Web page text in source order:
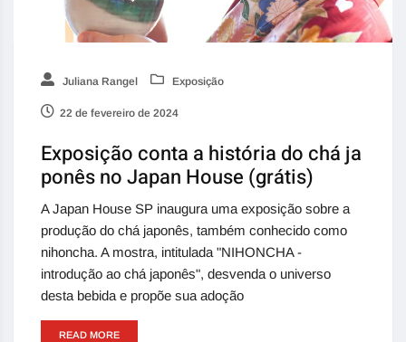
Juliana Rangel Exposição
22 de fevereiro de 2024
Exposição conta a história do chá ja
ponês no Japan House (grátis)
A Japan House SP inaugura uma exposição sobre a
produção do chá japonês, também conhecido como
nihoncha. A mostra, intitulada "NIHONCHA -
introdução ao chá japonês", desvenda o universo
desta bebida e propõe sua adoção
READ MORE